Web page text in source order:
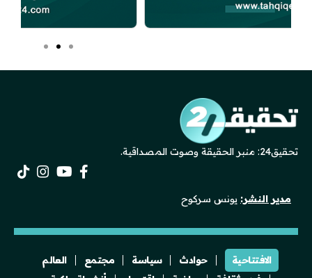
تحقيق24: منبر الحقيقة وصوت المصداقية.
مدير النشر: يونس سركوح
الافتتاحية حوادث سياسة مجتمع
العالم